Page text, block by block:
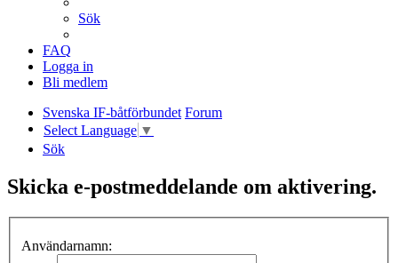
Sök
FAQ
Logga in
Bli medlem
Svenska IF-båtförbundet Forum
Select Language ▼
Sök
Skicka e-postmeddelande om aktivering.
Användarnamn: